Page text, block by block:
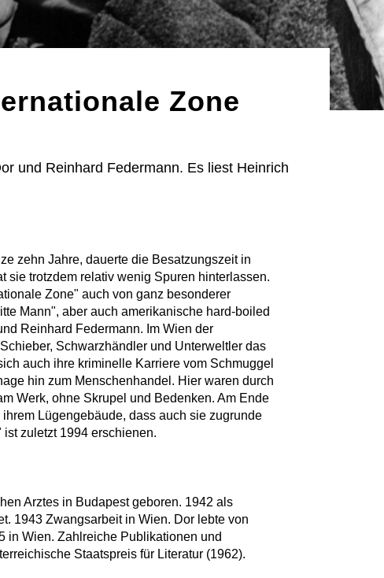
Zone
und Reinhard Federmann. Es liest Heinrich
zehn Jahre, dauerte die Besatzungszeit in
sie trotzdem relativ wenig Spuren hinterlassen.
Zone" auch von ganz besonderer
Mann", aber auch amerikanische hard-boiled
Reinhard Federmann. Im Wien der
Schwarzhändler und Unterweltler das
auch ihre kriminelle Karriere vom Schmuggel
hin zum Menschenhandel. Hier waren durch
Werk, ohne Skrupel und Bedenken. Am Ende
Lügengebäude, dass auch sie zugrunde
zuletzt 1994 erschienen.
Arztes in Budapest geboren. 1942 als
1943 Zwangsarbeit in Wien. Dor lebte von
in Wien. Zahlreiche Publikationen und
Staatspreis für Literatur (1962).